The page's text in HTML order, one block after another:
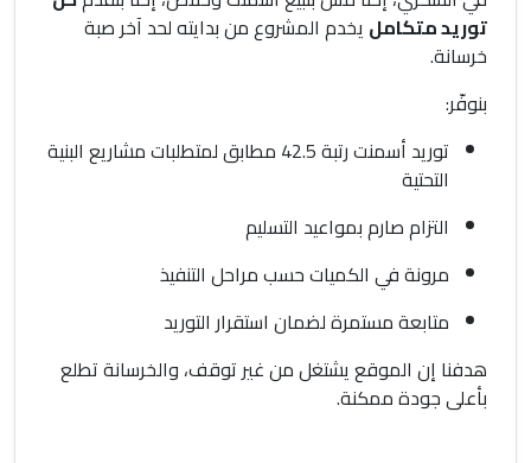
توريد متكامل يخدم المشروع من بدايته لحد آخر صبة
خرسانة.
بنوفّر:
توريد أسمنت رتبة 42.5 مطابق لمتطلبات مشاريع البنية
التحتية
التزام صارم بمواعيد التسليم
مرونة في الكميات حسب مراحل التنفيذ
متابعة مستمرة لضمان استقرار التوريد
هدفنا إن الموقع يشتغل من غير توقف، والخرسانة تطلع
بأعلى جودة ممكنة.